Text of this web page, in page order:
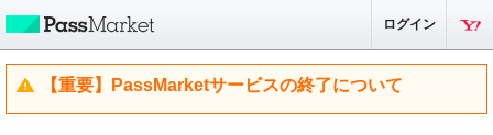
ログイン
【重要】PassMarketサービスの終了について